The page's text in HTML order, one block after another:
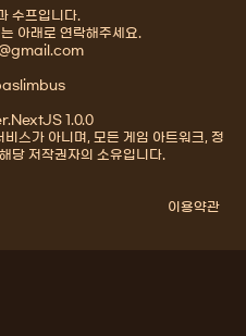
수프입니다.
아래로 연락해주세요.
1.0.0
스가 아니며, 모든 게임 아트워크, 정
당 저작권자의 소유입니다.
이용약관